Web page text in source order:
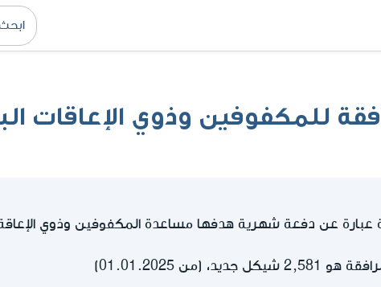
للمكفوفين وذوي الإعاقات
عن دفعة شهرية هدفها مساعدة المكفوفين وذوي
(من 01.01.2025)